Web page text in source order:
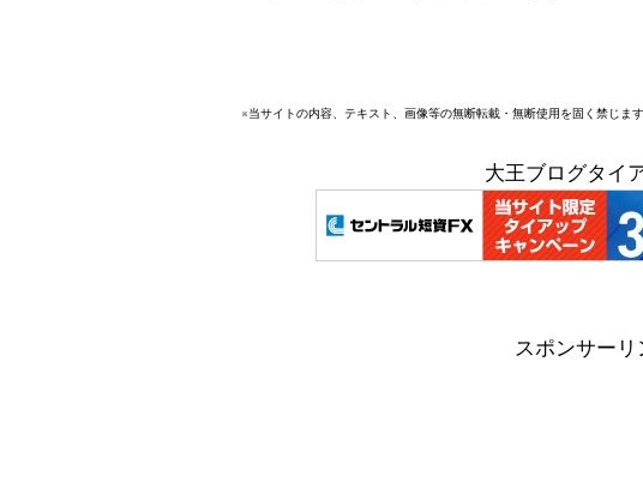
※当サイトの内容、テキスト、画像等の無断転載・無断使用を固く禁じます
大王ブログタイ
スポンサーリ